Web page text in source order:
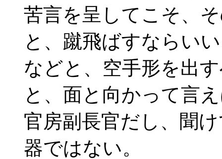
苦言を呈してこそ、
と、蹴飛ばすならい
などと、空手形を出
と、面と向かって言
官房副長官だし、聞
器ではない。